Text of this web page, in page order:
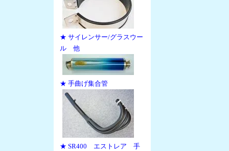
★ サイレンサー/グラスウー
ル 他
★ 手曲げ集合管
★ SR400 エストレア 手